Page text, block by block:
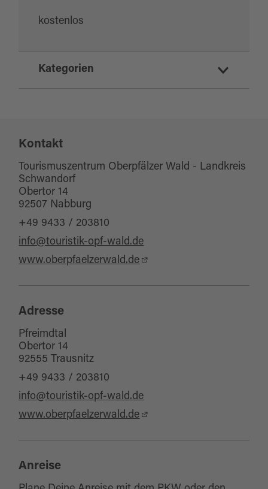
kostenlos
Kategorien
Kontakt
Tourismuszentrum Oberpfälzer Wald - Landkreis
Schwandorf
Obertor 14
92507 Nabburg
+49 9433 / 203810
info@touristik-opf-wald.de
www.oberpfaelzerwald.de
Adresse
Pfreimdtal
Obertor 14
92555 Trausnitz
+49 9433 / 203810
info@touristik-opf-wald.de
www.oberpfaelzerwald.de
Anreise